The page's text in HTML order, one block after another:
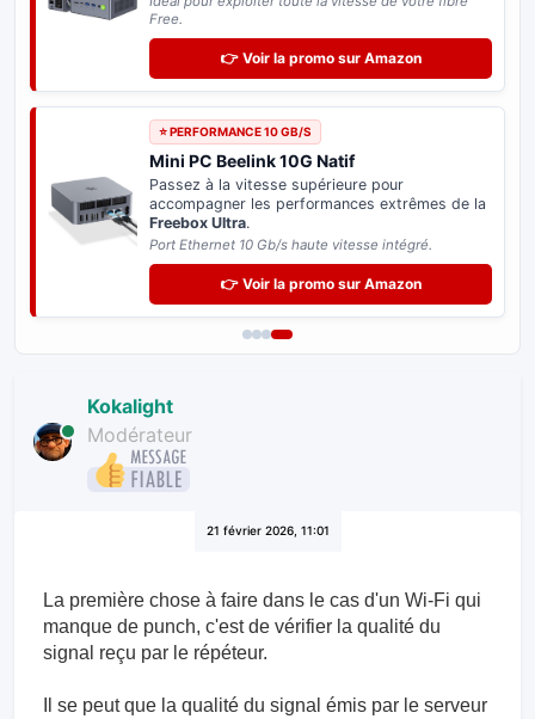
Free.
👉 Voir la promo sur Amazon
⭐ PERFORMANCE 10 GB/S
Mini PC Beelink 10G Natif
Passez à la vitesse supérieure pour
accompagner les performances extrêmes de la
Freebox Ultra.
Port Ethernet 10 Gb/s haute vitesse intégré.
👉 Voir la promo sur Amazon
Kokalight
Modérateur
21 février 2026, 11:01
La première chose à faire dans le cas d'un Wi-Fi qui
manque de punch, c'est de vérifier la qualité du
signal reçu par le répéteur.
Il se peut que la qualité du signal émis par le serveur